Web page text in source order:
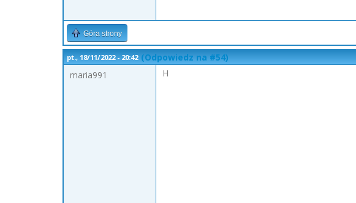
Góra strony
pt., 18/11/2022 - 20:42 (Odpowiedz na #54)
maria991
H